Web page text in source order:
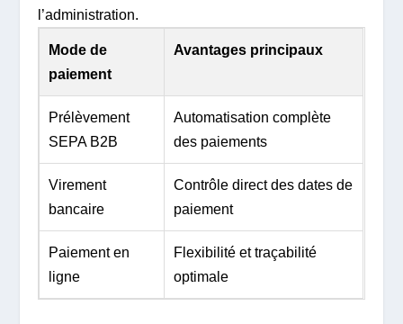
l’administration.
Mode de
paiement
Avantages principaux
Prélèvement
SEPA B2B
Automatisation complète
des paiements
Virement
bancaire
Contrôle direct des dates de
paiement
Paiement en
ligne
Flexibilité et traçabilité
optimale